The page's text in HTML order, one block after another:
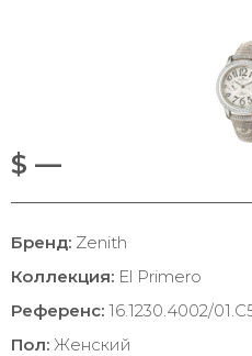
$ —
Бренд: Zenith
Коллекция: El Primero
Референс: 16.1230.4002/
Пол: Женский